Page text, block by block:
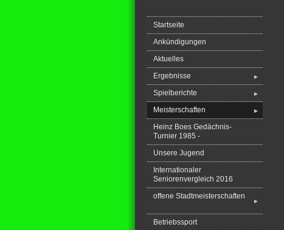
Startseite
Ankündigungen
Aktuelles
Ergebnisse
►
Spielberichte ►
Meisterschaften ►
Heinz Boes Gedächnis-
Turnier 1985 -
Unsere Jugend
Internationaler
Seniorenvergleich 2016
offene Stadtmeisterschaften
►
Betriebssport